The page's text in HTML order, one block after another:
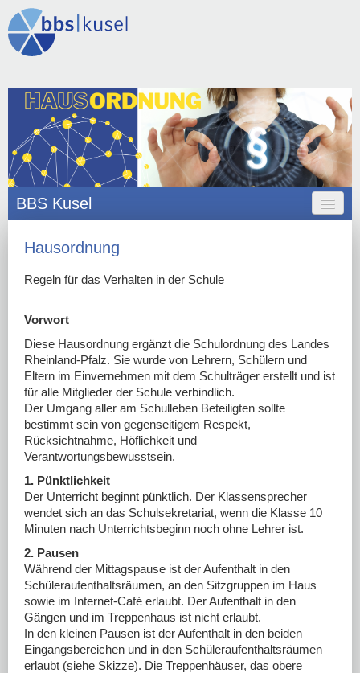
BBS Kusel
DOWNLOADS
LINKS
Hausordnung
Regeln für das Verhalten in der Schule
Vorwort
Diese Hausordnung ergänzt die Schulordnung des Landes
Rheinland-Pfalz. Sie wurde von Lehrern, Schülern und
Eltern im Einvernehmen mit dem Schulträger erstellt und ist
für alle Mitglieder der Schule verbindlich.
Der Umgang aller am Schulleben Beteiligten sollte
bestimmt sein von gegenseitigem Respekt,
Rücksichtnahme, Höflichkeit und
Verantwortungsbewusstsein.
1. Pünktlichkeit
Der Unterricht beginnt pünktlich. Der Klassensprecher
wendet sich an das Schulsekretariat, wenn die Klasse 10
Minuten nach Unterrichtsbeginn noch ohne Lehrer ist.
2. Pausen
Während der Mittagspause ist der Aufenthalt in den
Schüleraufenthaltsräumen, an den Sitzgruppen im Haus
sowie im Internet-Café erlaubt. Der Aufenthalt in den
Gängen und im Treppenhaus ist nicht erlaubt.
In den kleinen Pausen ist der Aufenthalt in den beiden
Eingangsbereichen und in den Schüleraufenthaltsräumen
erlaubt (siehe Skizze). Die Treppenhäuser, das obere